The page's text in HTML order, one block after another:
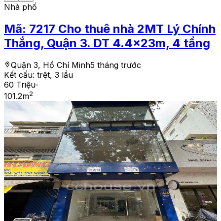
Nhà phố
Mã: 7217 Cho thuê nhà 2MT Lý Chính
Thắng, Quận 3. DT 4.4x23m, 4 tầng
Quận 3, Hồ Chí Minh5 tháng trước
Kết cấu: trệt, 3 lầu
60 Triệu-
101.2m2